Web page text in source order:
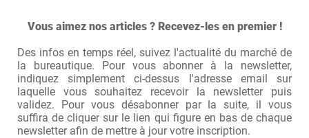
Vous aimez nos articles ? Recevez-les en premier !
Des infos en temps réel, suivez l'actualité du marché de
la bureautique. Pour vous abonner à la newsletter,
indiquez simplement ci-dessus l'adresse email sur
laquelle vous souhaitez recevoir la newsletter puis
validez. Pour vous désabonner par la suite, il vous
suffira de cliquer sur le lien qui figure en bas de chaque
newsletter afin de mettre à jour votre inscription.